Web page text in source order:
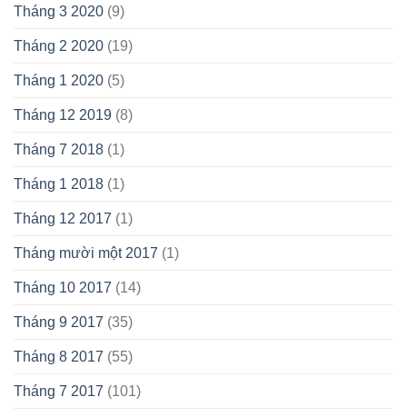
Tháng 3 2020 (9)
Tháng 2 2020 (19)
Tháng 1 2020 (5)
Tháng 12 2019 (8)
Tháng 7 2018 (1)
Tháng 1 2018 (1)
Tháng 12 2017 (1)
Tháng mười một 2017 (1)
Tháng 10 2017 (14)
Tháng 9 2017 (35)
Tháng 8 2017 (55)
Tháng 7 2017 (101)